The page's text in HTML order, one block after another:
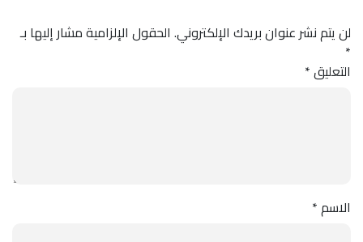
لن يتم نشر عنوان بريدك الإلكتروني. الحقول الإلزامية مشار إليها بـ
*
التعليق*
الاسم*